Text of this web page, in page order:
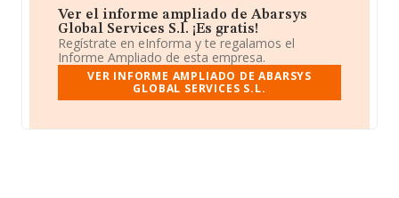
Ver el informe ampliado de Abarsys
Global Services S.l. ¡Es gratis!
Regístrate en eInforma y te regalamos el
Informe Ampliado de esta empresa.
VER INFORME AMPLIADO DE ABARSYS
GLOBAL SERVICES S.L.